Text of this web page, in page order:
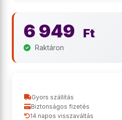
6 949 Ft
Raktáron
Gyors szállítás
Biztonságos fizetés
14 napos visszaváltás